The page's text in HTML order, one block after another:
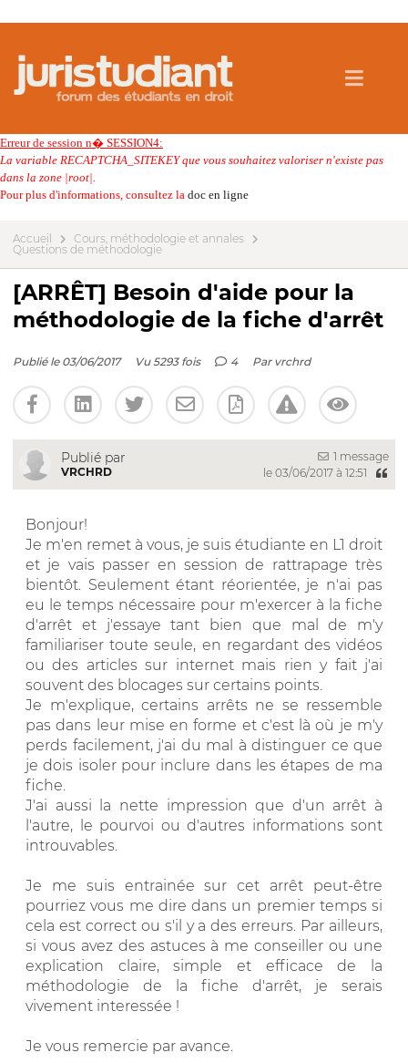
Erreur de session n� SESSION4:
La variable RECAPTCHA_SITEKEY que vous souhaitez valoriser n'existe pas
dans la zone |root|.
Pour plus d'informations, consultez la doc en ligne
Accueil
Cours, méthodologie et annales
Questions de méthodologie
[ARRÊT] Besoin d'aide pour la
méthodologie de la fiche d'arrêt
Publié le 03/06/2017 Vu 5293 fois 4 Par vrchrd
Publié par
VRCHRD
1 message
le 03/06/2017 à 12:51
Bonjour!
Je m'en remet à vous, je suis étudiante en L1 droit
et je vais passer en session de rattrapage très
bientôt. Seulement étant réorientée, je n'ai pas
eu le temps nécessaire pour m'exercer à la fiche
d'arrêt et j'essaye tant bien que mal de m'y
familiariser toute seule, en regardant des vidéos
ou des articles sur internet mais rien y fait j'ai
souvent des blocages sur certains points.
Je m'explique, certains arrêts ne se ressemble
pas dans leur mise en forme et c'est là où je m'y
perds facilement, j'ai du mal à distinguer ce que
je dois isoler pour inclure dans les étapes de ma
fiche.
J'ai aussi la nette impression que d'un arrêt à
l'autre, le pourvoi ou d'autres informations sont
introuvables.
Je me suis entrainée sur cet arrêt peut-être
pourriez vous me dire dans un premier temps si
cela est correct ou s'il y a des erreurs. Par ailleurs,
si vous avez des astuces à me conseiller ou une
explication claire, simple et efficace de la
méthodologie de la fiche d'arrêt, je serais
vivement interessée !
Je vous remercie par avance.